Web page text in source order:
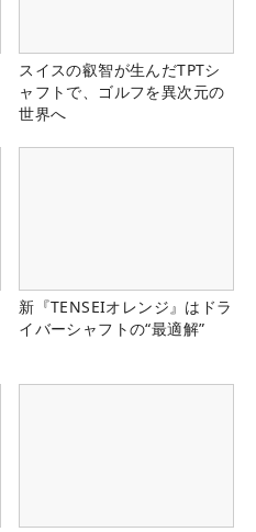
スイスの叡智が生んだTPTシ
ャフトで、ゴルフを異次元の
世界へ
新『TENSEIオレンジ』はドラ
イバーシャフトの“最適解”